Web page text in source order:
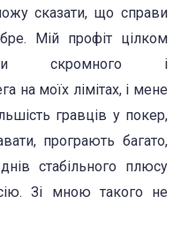
сказати, що справи
Мій профіт цілком
скромного і
на моїх лімітах, і мене
гравців у покер,
програють багато,
стабільного плюсу
Зі мною такого не